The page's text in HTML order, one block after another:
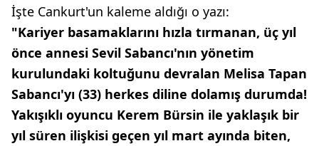
İşte Cankurt'un kaleme aldığı o yazı:
"Kariyer basamaklarını hızla tırmanan, üç yıl
önce annesi Sevil Sabancı'nın yönetim
kurulundaki koltuğunu devralan Melisa Tapan
Sabancı'yı (33) herkes diline dolamış durumda!
Yakışıklı oyuncu Kerem Bürsin ile yaklaşık bir
yıl süren ilişkisi geçen yıl mart ayında biten,